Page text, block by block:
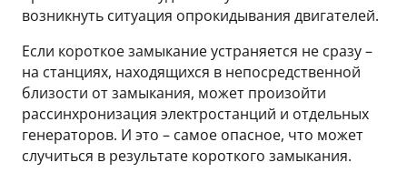
возникнуть ситуация опрокидывания двигателей.
Если короткое замыкание устраняется не сразу –
на станциях, находящихся в непосредственной
близости от замыкания, может произойти
рассинхронизация электростанций и отдельных
генераторов. И это – самое опасное, что может
случиться в результате короткого замыкания.